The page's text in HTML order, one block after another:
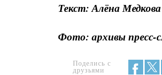
Текст: Алёна Медкова
Фото: архивы пресс-
Поделись с
друзьями